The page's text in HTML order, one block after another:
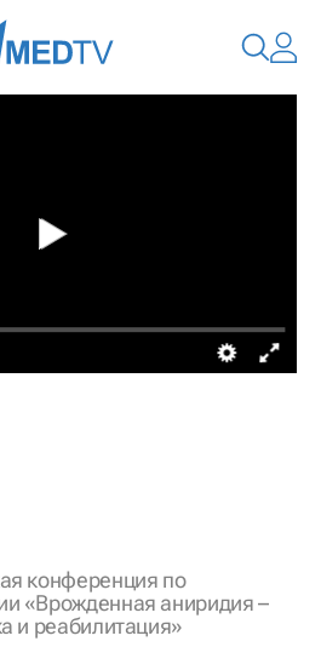
конференция по
«Врожденная аниридия –
и реабилитация»